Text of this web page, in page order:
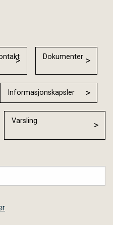
Dokumenter
Informasjonskapsler
Varsling